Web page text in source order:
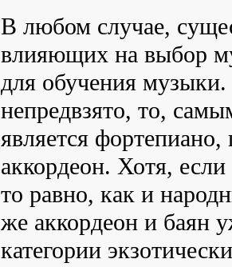
В любом случае,
влияющих на выбор
для обучения
непредвзято, то,
является
аккордеон. Хотя,
то равно, как и
же аккордеон и баян
категории